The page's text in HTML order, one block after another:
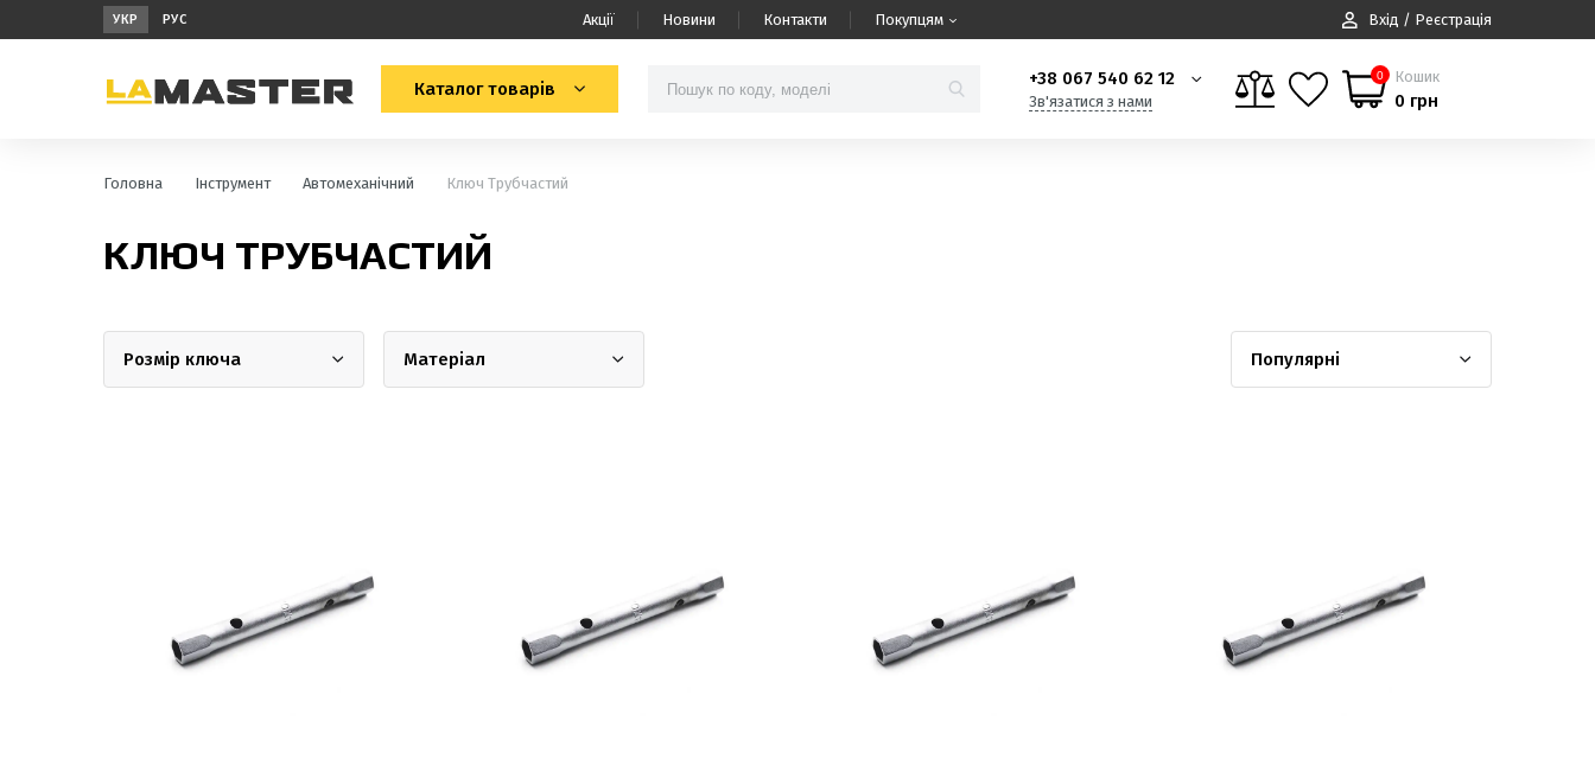
УКР РУС Акції Новини Контакти Покупцям Вхід / Реєстрація
Каталог товарів
+38 067 540 62 12
Зв'язатися з нами
0 Кошик
0 грн
Головна Інструмент Автомеханічний Ключ Трубчастий
КЛЮЧ ТРУБЧАСТИЙ
Розмір ключа Матеріал Популярні